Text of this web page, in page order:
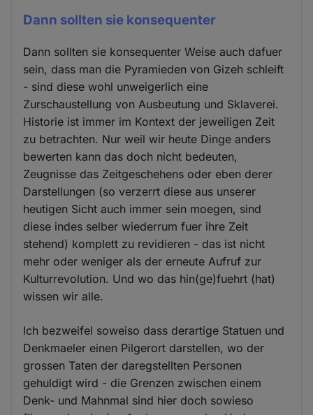
Dann sollten sie konsequenter
Dann sollten sie konsequenter Weise auch dafuer
sein, dass man die Pyramieden von Gizeh schleift
- sind diese wohl unweigerlich eine
Zurschaustellung von Ausbeutung und Sklaverei.
Historie ist immer im Kontext der jeweiligen Zeit
zu betrachten. Nur weil wir heute Dinge anders
bewerten kann das doch nicht bedeuten,
Zeugnisse das Zeitgeschehens oder eben derer
Darstellungen (so verzerrt diese aus unserer
heutigen Sicht auch immer sein moegen, sind
diese indes selber wiederrum fuer ihre Zeit
stehend) komplett zu revidieren - das ist nicht
mehr oder weniger als der erneute Aufruf zur
Kulturrevolution. Und wo das hin(ge)fuehrt (hat)
wissen wir alle.
Ich bezweifel soweiso dass derartige Statuen und
Denkmaeler einen Pilgerort darstellen, wo der
grossen Taten der daregstellten Personen
gehuldigt wird - die Grenzen zwischen einem
Denk- und Mahnmal sind hier doch sowieso